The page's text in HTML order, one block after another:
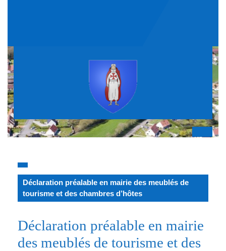
content
Déclaration préalable en mairie des meublés de
tourisme et des chambres d’hôtes
Déclaration préalable en mairie
des meublés de tourisme et des